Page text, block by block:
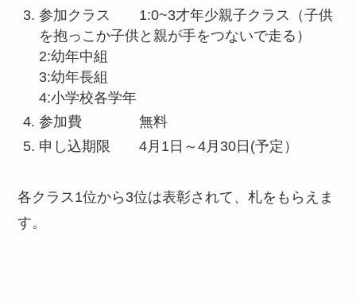
参加クラス 1:0~3才年少親子クラス（子供
を抱っこか子供と親が手をつないで走る）
2:幼年中組
3:幼年長組
4:小学校各学年
参加費 無料
申し込期限 4月1日～4月30日(予定）
各クラス1位から3位は表彰されて、札をもらえま
す。